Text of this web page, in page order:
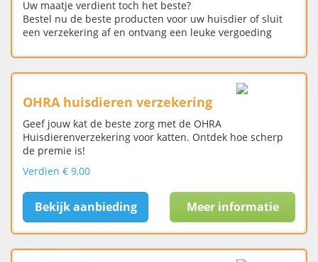
Uw maatje verdient toch het beste?
Bestel nu de beste producten voor uw huisdier of sluit
een verzekering af en ontvang een leuke vergoeding
OHRA huisdieren verzekering
Geef jouw kat de beste zorg met de OHRA
Huisdierenverzekering voor katten. Ontdek hoe scherp
de premie is!
Verdien € 9,00
Bekijk aanbieding Meer informatie